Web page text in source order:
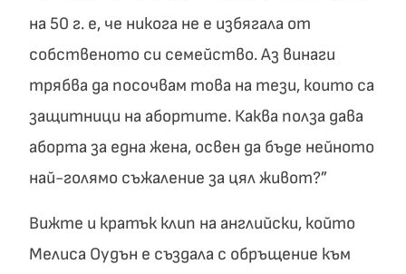
на 50 г. е, че никога не е избягала от
собственото си семейство. Аз винаги
трябва да посочвам това на тези, които са
защитници на абортите. Каква полза дава
аборта за една жена, освен да бъде нейното
най-голямо съжаление за цял живот?”
Вижте и кратък клип на английски, който
Мелиса Оудън е създала с обръщение към